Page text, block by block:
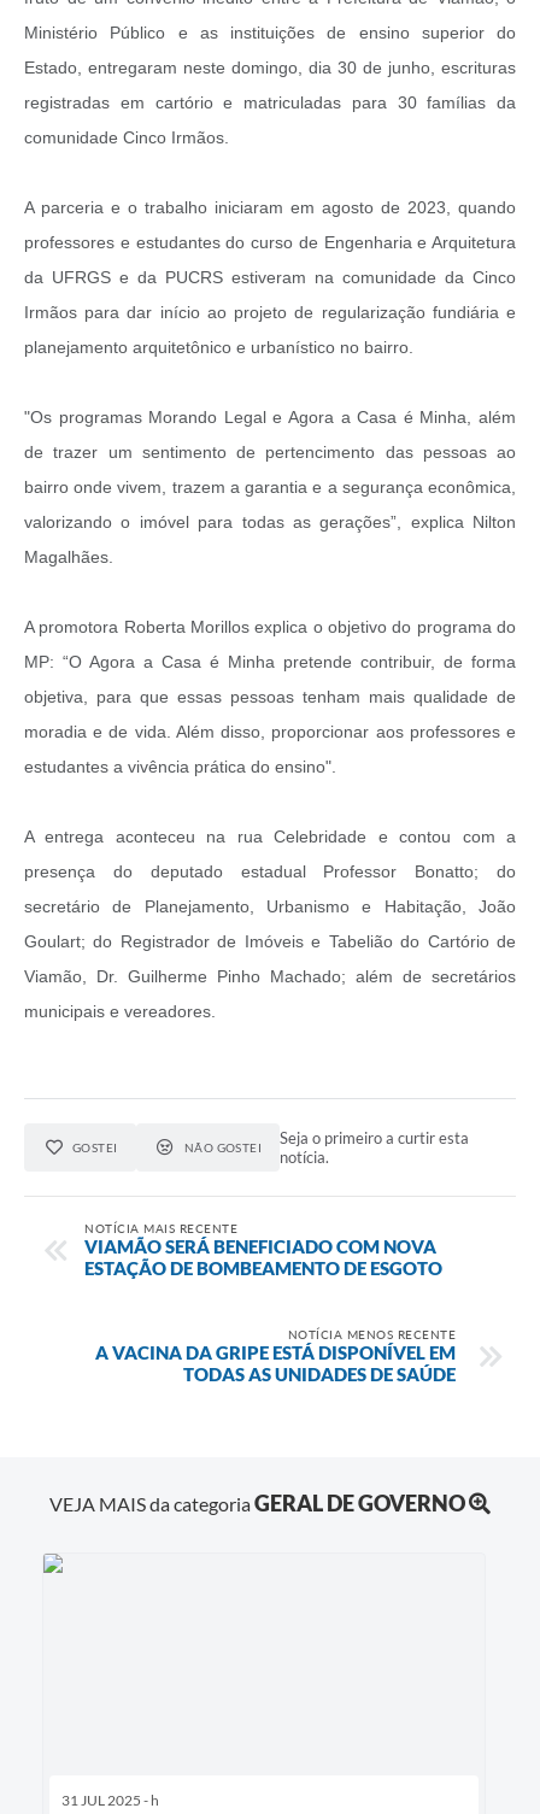
Ministério Público e as instituições de ensino superior do
Estado, entregaram neste domingo, dia 30 de junho, escrituras
registradas em cartório e matriculadas para 30 famílias da
comunidade Cinco Irmãos.
A parceria e o trabalho iniciaram em agosto de 2023, quando
professores e estudantes do curso de Engenharia e Arquitetura
da UFRGS e da PUCRS estiveram na comunidade da Cinco
Irmãos para dar início ao projeto de regularização fundiária e
planejamento arquitetônico e urbanístico no bairro.
"Os programas Morando Legal e Agora a Casa é Minha, além
de trazer um sentimento de pertencimento das pessoas ao
bairro onde vivem, trazem a garantia e a segurança econômica,
valorizando o imóvel para todas as gerações”, explica Nilton
Magalhães.
A promotora Roberta Morillos explica o objetivo do programa do
MP: “O Agora a Casa é Minha pretende contribuir, de forma
objetiva, para que essas pessoas tenham mais qualidade de
moradia e de vida. Além disso, proporcionar aos professores e
estudantes a vivência prática do ensino".
A entrega aconteceu na rua Celebridade e contou com a
presença do deputado estadual Professor Bonatto; do
secretário de Planejamento, Urbanismo e Habitação, João
Goulart; do Registrador de Imóveis e Tabelião do Cartório de
Viamão, Dr. Guilherme Pinho Machado; além de secretários
municipais e vereadores.
GOSTEI NÃO GOSTEI
Seja o primeiro a curtir esta
notícia.
NOTÍCIA MAIS RECENTE
VIAMÃO SERÁ BENEFICIADO COM NOVA
ESTAÇÃO DE BOMBEAMENTO DE ESGOTO
NOTÍCIA MENOS RECENTE
A VACINA DA GRIPE ESTÁ DISPONÍVEL EM
TODAS AS UNIDADES DE SAÚDE
VEJA MAIS da categoriaGERAL DE GOVERNO
31 JUL 2025 - h